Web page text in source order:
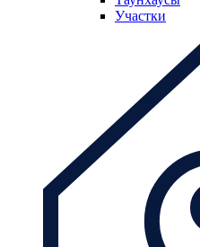
Участки